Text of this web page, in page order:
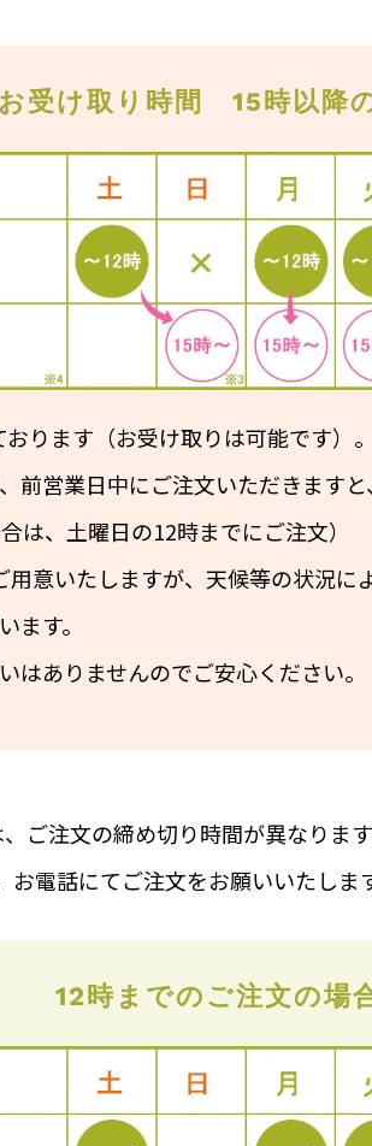
お受け取り時間 15時以降
ます（お受け取りは可能です）。
前営業日中にご注文いただきますと
は、土曜日の12時までにご注文）
意いたしますが、天候等の状況に
ます。
はありませんのでご安心ください。
ご注文の締め切り時間が異なりま
電話にてご注文をお願いいたします
12時までのご注文の場